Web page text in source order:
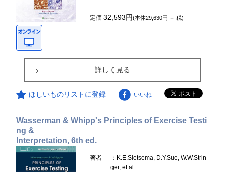
定価32,593円(本体29,630円 ＋ 税)
詳しく見る
ほしいものリストに登録 いいね
Wasserman & Whipp's Principles of Exercise Testi
ng &
Interpretation, 6th ed.
著者
：K.E.Sietsema, D.Y.Sue, W.W.Strin
ger, et al.